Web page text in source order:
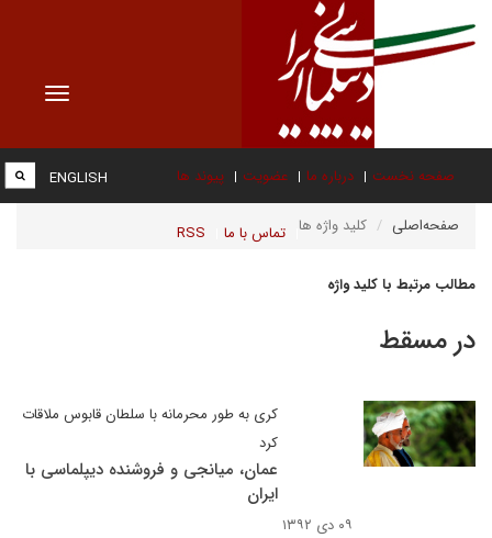
Toggle
صفحه نخست درباره ما عضویت پیوند ها
تماس با ما RSS
ENGLISH
صفحه‌اصلی کلید واژه ها
مطالب مرتبط با کلید واژه
در مسقط
کری به طور محرمانه با سلطان قابوس ملاقات
کرد
عمان، میانجی و فروشنده دیپلماسی با
ایران
۰۹ دی ۱۳۹۲